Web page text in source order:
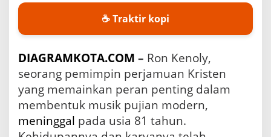
K
s
e
n
y
a
n
g
☕ Traktir kopi
DIAGRAMKOTA.COM – Ron Kenoly,
seorang pemimpin perjamuan Kristen
yang memainkan peran penting dalam
meninggal pada usia 81 tahun.